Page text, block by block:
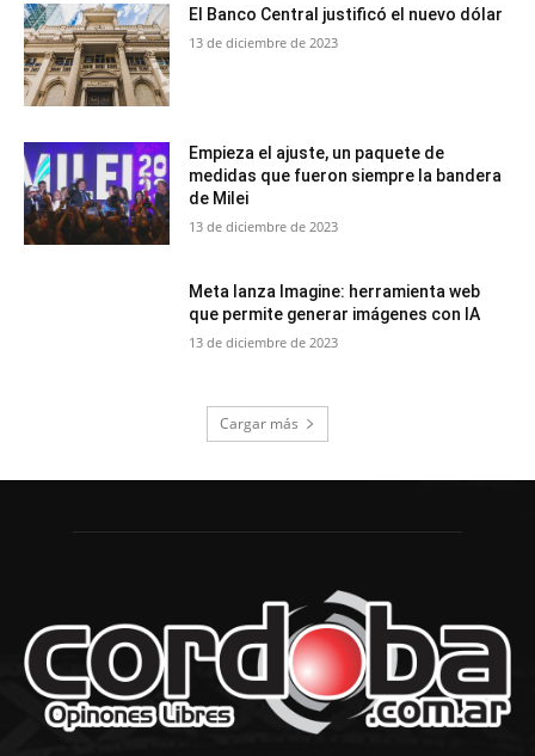
El Banco Central justificó el nuevo dólar
13 de diciembre de 2023
Empieza el ajuste, un paquete de
medidas que fueron siempre la bandera
de Milei
13 de diciembre de 2023
Meta lanza Imagine: herramienta web
que permite generar imágenes con IA
13 de diciembre de 2023
Cargar más